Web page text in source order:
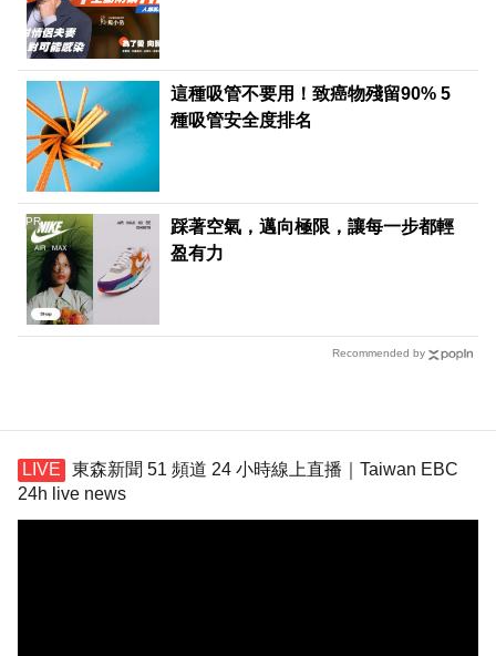
這種吸管不要用！致癌物殘留90% 5
種吸管安全度排名
踩著空氣，邁向極限，讓每一步都輕
盈有力
PR
Recommended by
東森新聞 51 頻道 24 小時線上直播｜Taiwan EBC
24h live news